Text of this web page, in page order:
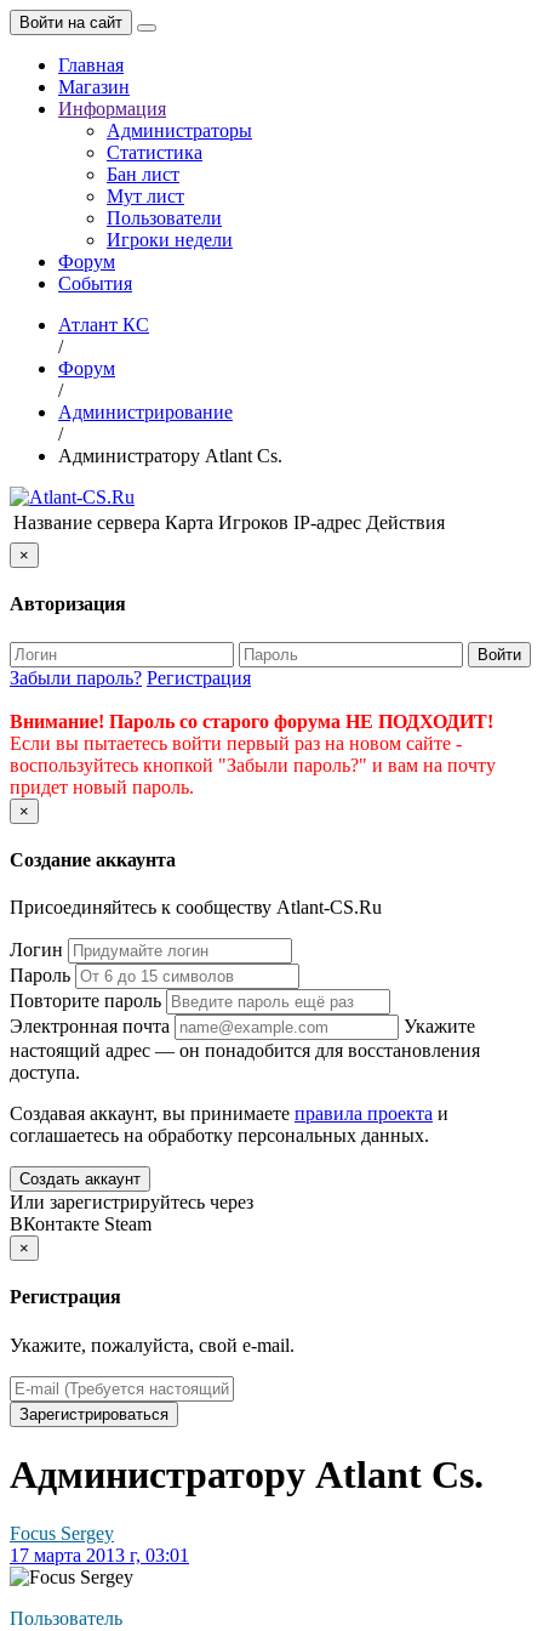
Войти на сайт
Главная
Магазин
Информация
Администраторы
Статистика
Бан лист
Мут лист
Пользователи
Игроки недели
Форум
События
Атлант КС
/
Форум
/
Администрирование
/
Администратору Atlant Cs.
Название сервера Карта Игроков IP-адрес Действия
×
Авторизация
Войти
Забыли пароль? Регистрация
Внимание! Пароль со старого форума НЕ ПОДХОДИТ!
Если вы пытаетесь войти первый раз на новом сайте -
воспользуйтесь кнопкой "Забыли пароль?" и вам на почту
придет новый пароль.
×
Создание аккаунта
Присоединяйтесь к сообществу Atlant-CS.Ru
Логин
Пароль
Повторите пароль
Электронная почта
Укажите
настоящий адрес — он понадобится для восстановления
доступа.
Создавая аккаунт, вы принимаете правила проекта и
соглашаетесь на обработку персональных данных.
Создать аккаунт
Или зарегистрируйтесь через
ВКонтакте Steam
×
Регистрация
Укажите, пожалуйста, свой e-mail.
Зарегистрироваться
Администратору Atlant Cs.
Focus Sergey
17 марта 2013 г, 03:01
Пользователь